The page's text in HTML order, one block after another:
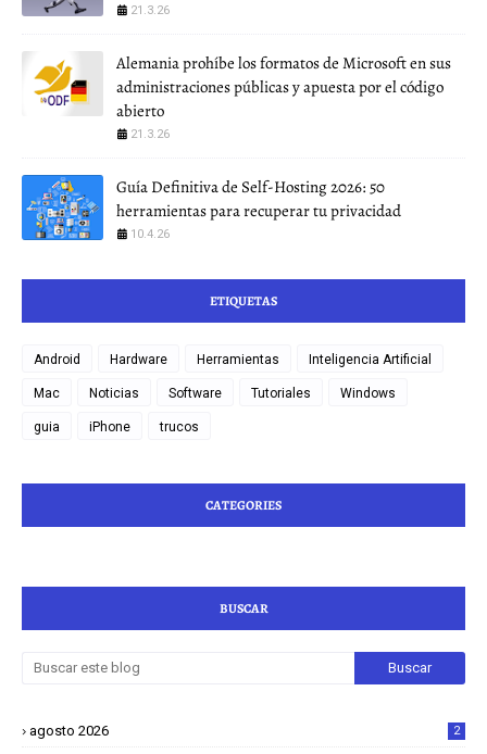
21.3.26
Alemania prohíbe los formatos de Microsoft en sus
administraciones públicas y apuesta por el código
abierto
21.3.26
Guía Definitiva de Self-Hosting 2026: 50
herramientas para recuperar tu privacidad
10.4.26
ETIQUETAS
Android Hardware Herramientas Inteligencia Artificial
Mac Noticias Software Tutoriales Windows
guia iPhone trucos
CATEGORIES
BUSCAR
agosto 2026 2